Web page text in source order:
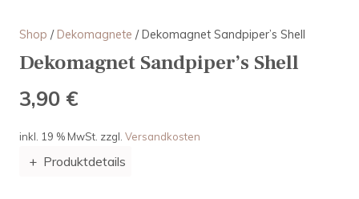
Shop /Dekomagnete / Dekomagnet Sandpiper’s Shell
Dekomagnet Sandpiper’s Shell
3,90 €
inkl. 19 % MwSt. zzgl. Versandkosten
Produktdetails